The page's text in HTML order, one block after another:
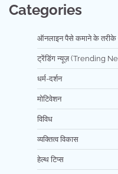
Categories
ऑनलाइन पैसे कमाने के
ट्रेंडिंग न्यूज़ (Trending
धर्म-दर्शन
मोटिवेशन
विविध
व्यक्तित्व विकास
हेल्थ टिप्स